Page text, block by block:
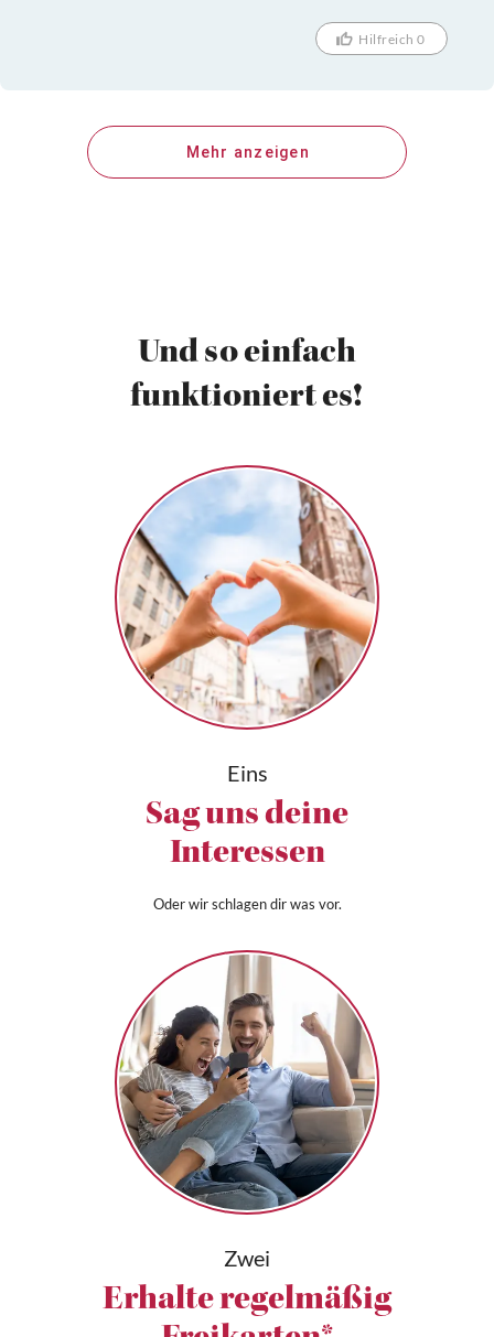
Hilfreich 0
Mehr anzeigen
Und so einfach
funktioniert es!
Eins
Sag uns deine
Interessen
Oder wir schlagen dir was vor.
Zwei
Erhalte regelmäßig